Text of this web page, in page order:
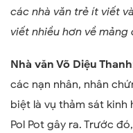
các nhà văn trẻ ít viết
viết nhiều hơn về mảng
Nhà văn Võ Diệu Thanh
các nạn nhân, nhân
biệt là vụ thảm sát
Pol Pot gây ra. Trước